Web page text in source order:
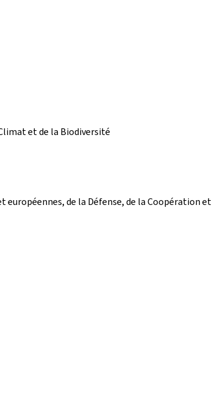
et de la Biodiversité
européennes, de la Défense, de la Coopération et